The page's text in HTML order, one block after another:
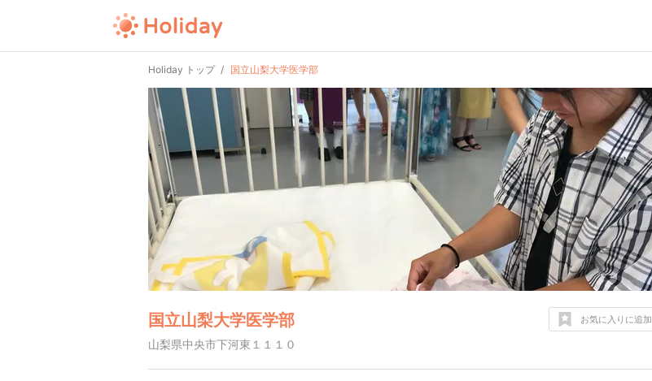
Holiday トップ 国立山梨大学医学部
国立山梨大学医学部
山梨県中央市下河東１１１０
お気に入りに追加